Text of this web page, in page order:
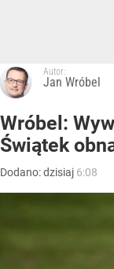
Autor:
Jan Wróbel
Wróbel:
Świątek
Dodano:dzisiaj 6:08